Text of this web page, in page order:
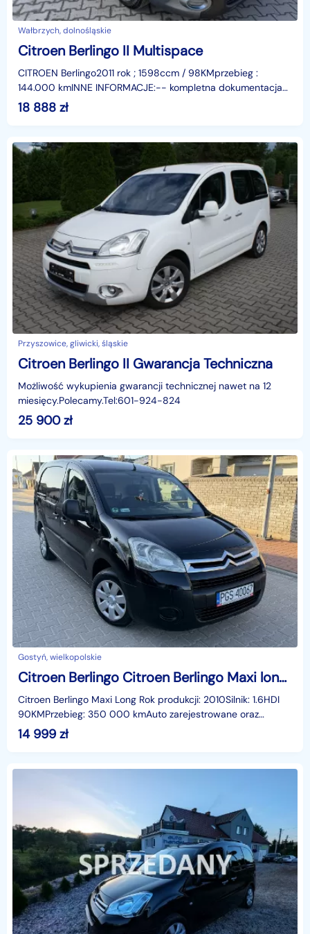
Wałbrzych, dolnośląskie
Citroen Berlingo II Multispace
CITROEN Berlingo2011 rok ; 1598ccm / 98KMprzebieg :
144.000 kmINNE INFORMACJE:-- kompletna dokumentacja-
- pierwszy właściciel-- przebieg udokumentowany-- dwa kl
18 888 zł
Przyszowice, gliwicki, śląskie
Citroen Berlingo II Gwarancja Techniczna
Możliwość wykupienia gwarancji technicznej nawet na 12
miesięcy.Polecamy.Tel:601-924-824
25 900zł
Gostyń, wielkopolskie
Citroen Berlingo Citroen Berlingo Maxi long 1.6HDI Klima 2xdrzwi rozsuwane
Citroen Berlingo Maxi Long Rok produkcji: 2010Silnik: 1.6HDI
90KMPrzebieg: 350 000 kmAuto zarejestrowane oraz
ubezpieczone w kraju!Wyposażenie:-wspomaganie kier
14 999 zł